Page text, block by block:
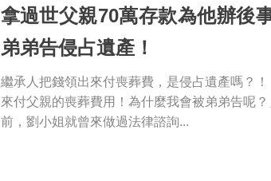
拿過世父親70萬存款為他辦後
弟弟告侵占遺產！
繼承人把錢領出來付喪葬費，是侵占遺產嗎？
來付父親的喪葬費用！為什麼我會被弟弟告呢
前，劉小姐就曾來做過法律諮詢...